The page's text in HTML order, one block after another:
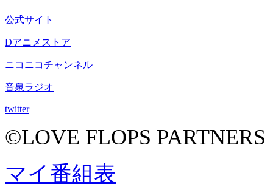
公式サイト
Dアニメストア
ニコニコチャンネル
音泉ラジオ
twitter
©LOVE FLOPS PARTNERS
マイ番組表